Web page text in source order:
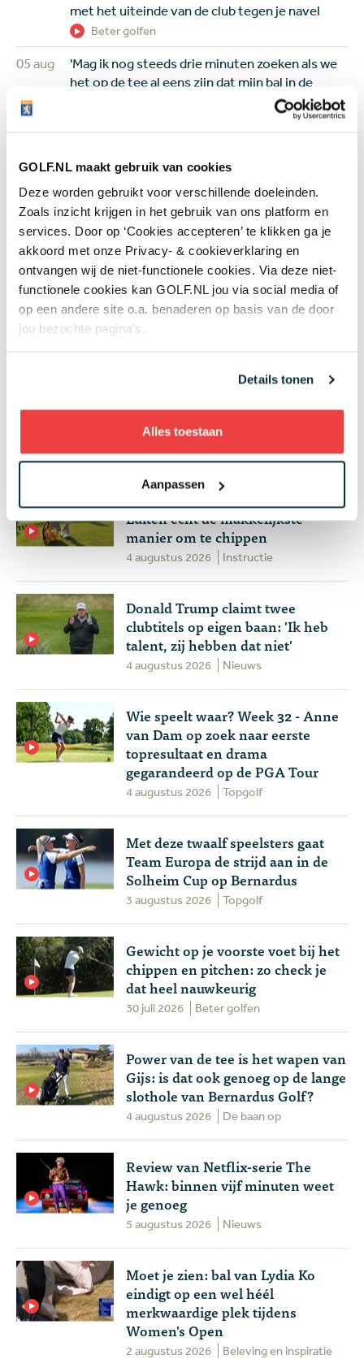
GOLF.NL maakt gebruik van cookies
Deze worden gebruikt voor verschillende doeleinden.
Zoals inzicht krijgen in het gebruik van ons platform en
services. Door op ‘Cookies accepteren’ te klikken ga je
akkoord met onze Privacy- & cookieverklaring en
ontvangen wij de niet-functionele cookies. Via deze niet-
functionele cookies kan GOLF.NL jou via social media of
op een andere site o.a. benaderen op basis van de door
jou bezochte pagina’s.
Details tonen
Alles toestaan
Aanpassen
met het uiteinde van de club tegen je navel
Beter golfen
05 aug
'Mag ik nog steeds drie minuten zoeken als we
het op de tee al eens zijn dat mijn bal in de
Negenvoudig speelster en drievoudig
majorwinnares Anna Nordqvist ademt de
Solheim Cup
Topgolf
Review van Netflix-serie The Hawk: binnen vijf
minuten weet je genoeg
Overig nieuws
Meest gelezen
Handen andersom: volgens Joost
Luiten echt de makkelijkste
manier om te chippen
4 augustus 2026 Instructie
Donald Trump claimt twee
clubtitels op eigen baan: 'Ik heb
talent, zij hebben dat niet'
4 augustus 2026 Nieuws
Wie speelt waar? Week 32 - Anne
van Dam op zoek naar eerste
topresultaat en drama
gegarandeerd op de PGA Tour
4 augustus 2026 Topgolf
Met deze twaalf speelsters gaat
Team Europa de strijd aan in de
Solheim Cup op Bernardus
3 augustus 2026 Topgolf
Gewicht op je voorste voet bij het
chippen en pitchen: zo check je
dat heel nauwkeurig
30 juli 2026 Beter golfen
Power van de tee is het wapen van
Gijs: is dat ook genoeg op de lange
slothole van Bernardus Golf?
4 augustus 2026 De baan op
Review van Netflix-serie The
Hawk: binnen vijf minuten weet
je genoeg
5 augustus 2026 Nieuws
Moet je zien: bal van Lydia Ko
eindigt op een wel héél
merkwaardige plek tijdens
Women's Open
2 augustus 2026 Beleving en inspiratie